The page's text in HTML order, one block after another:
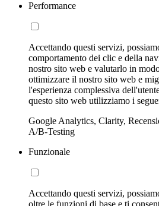
Performance
Accettando questi servizi,
comportamento dei clic e della
nostro sito web e valutarlo in
ottimizzare il nostro sito web e
l'esperienza complessiva
questo sito web utilizziamo i
Google Analytics, Clarity,
A/B-Testing
Funzionale
Accettando questi servizi,